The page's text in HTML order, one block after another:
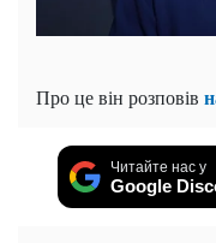
Про це він розповів
Читайте нас у
Google